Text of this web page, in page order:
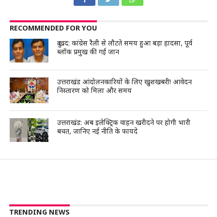
RECOMMENDED FOR YOU
दुःखद: कांग्रेस रैली से लौटते समय हुआ बड़ा हादसा, पूर्व
ब्लॉक प्रमुख की गई जान
उत्तराखंड आंदोलनकारियों के लिए खुशखबरी! आवेदन
निस्तारण को मिला और समय
उत्तराखंड: अब इलेक्ट्रिक वाहन खरीदने पर होगी भारी
बचत, जानिए नई नीति के फायदे
TRENDING NEWS